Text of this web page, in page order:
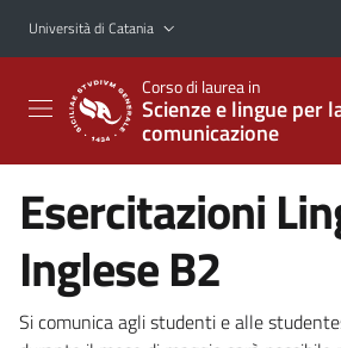
Vai al contenuto principale
Vai al menu di navigazione
Università di Catania
Corso di laurea in
Scienze e lingue per
comunicazione
Esercitazioni
Inglese B2
Si comunica agli studenti e alle